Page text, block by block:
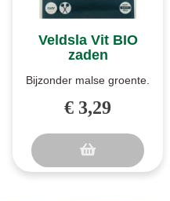
Veldsla Vit BIO
zaden
Bijzonder malse groente.
eerder als later in het
€ 3,29